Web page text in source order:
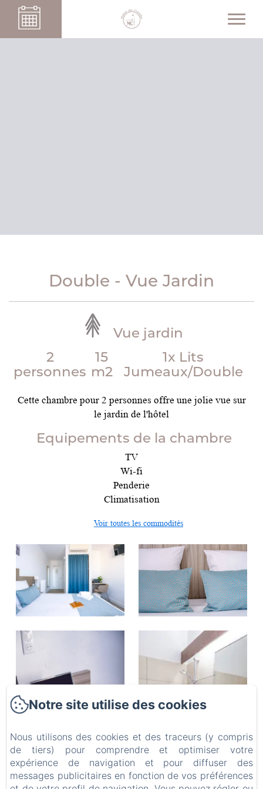
Double - Vue Jardin
Vue jardin
2
personnes
15
m2
1x Lits
Jumeaux/Double
Cette chambre pour 2 personnes offre une jolie vue sur
le jardin de l'hôtel
Equipements de la chambre
TV
Wi-fi
Penderie
Climatisation
Voir toutes les commodités
Notre site utilise des cookies
Nous utilisons des cookies et des traceurs (y compris
de tiers) pour comprendre et optimiser votre
expérience de navigation et pour diffuser des
messages publicitaires en fonction de vos préférences